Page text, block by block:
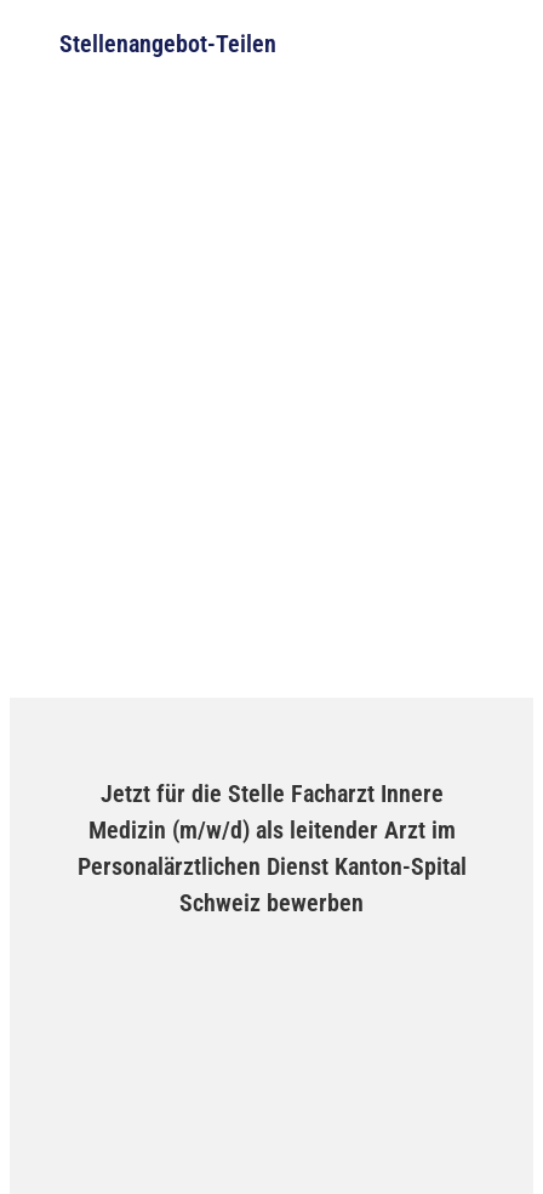
Stellenangebot-Teilen
Jetzt für die Stelle Facharzt Innere
Medizin (m/w/d) als leitender Arzt im
Personalärztlichen Dienst Kanton-Spital
Schweiz bewerben